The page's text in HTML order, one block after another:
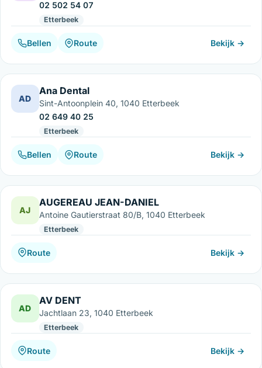
02 502 54 07
Etterbeek
Bellen Route Bekijk →
AD
Ana Dental
Sint-Antoonplein 40, 1040 Etterbeek
02 649 40 25
Etterbeek
Bellen Route Bekijk →
AJ
AUGEREAU JEAN-DANIEL
Antoine Gautierstraat 80/B, 1040 Etterbeek
Etterbeek
Route Bekijk →
AD
AV DENT
Jachtlaan 23, 1040 Etterbeek
Etterbeek
Route Bekijk →